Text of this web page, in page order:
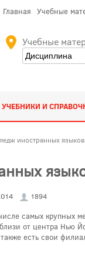
Главная Учебные
Учебные
УЧЕБНИКИ И
иностранных языков
1894
самых крупных
от центра Нью
есть свои